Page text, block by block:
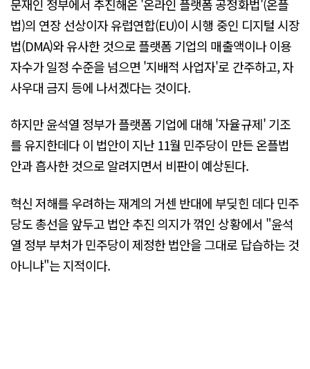
문재인 정부에서 추진해온 '온라인 플랫폼 공정화법'(온플
법)의 연장 선상이자 유럽연합(EU)이 시행 중인 디지털 시장
법(DMA)와 유사한 것으로 플랫폼 기업의 매출액이나 이용
자수가 일정 수준을 넘으면 '지배적 사업자'로 간주하고, 자
사우대 금지 등에 나서겠다는 것이다.
하지만 윤석열 정부가 플랫폼 기업에 대해 '자율규제' 기조
를 유지한데다 이 법안이 지난 11월 민주당이 만든 온플법
안과 흡사한 것으로 알려지면서 비판이 예상된다.
혁신 저해를 우려하는 재계의 거센 반대에 부딪힌 데다 민주
당도 총선을 앞두고 법안 추진 의지가 꺾인 상황에서 "윤석
열 정부 부처가 민주당이 제정한 법안을 그대로 답습하는 것
아니냐"는 지적이다.